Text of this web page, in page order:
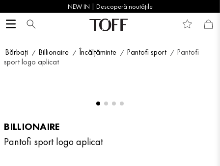
NEW IN | Descoperă noutățile
Bărbați Billionaire Încălțăminte Pantofi sport
Pantofi
sport logo aplicat
BILLIONAIRE
Pantofi sport logo aplicat